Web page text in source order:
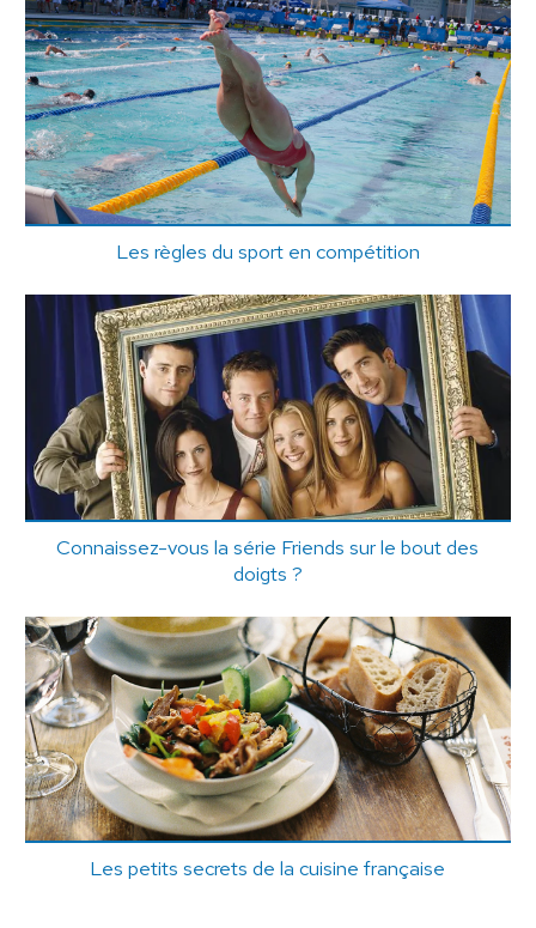
Les règles du sport en compétition
Connaissez-vous la série Friends sur le bout des
doigts ?
Les petits secrets de la cuisine française